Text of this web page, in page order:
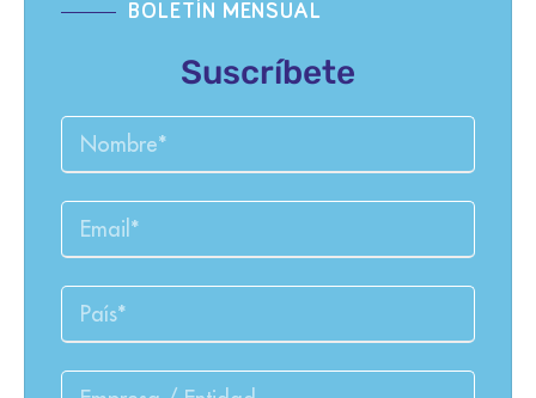
BOLETÍN MENSUAL
Suscríbete